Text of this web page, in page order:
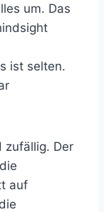
um. Das
ist selten.
zufällig. Der
auf